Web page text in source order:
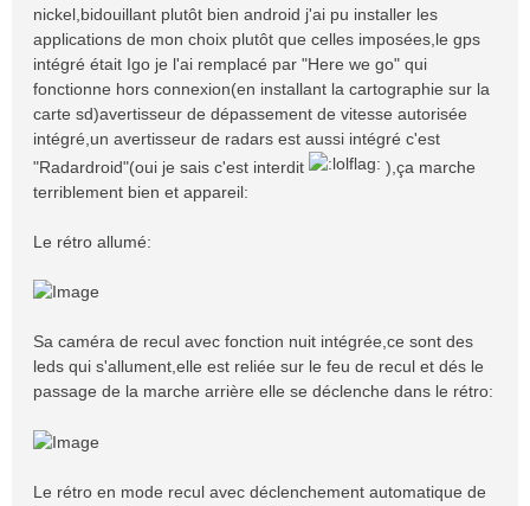
nickel,bidouillant plutôt bien android j'ai pu installer les
applications de mon choix plutôt que celles imposées,le gps
intégré était Igo je l'ai remplacé par "Here we go" qui
fonctionne hors connexion(en installant la cartographie sur la
carte sd)avertisseur de dépassement de vitesse autorisée
intégré,un avertisseur de radars est aussi intégré c'est
"Radardroid"(oui je sais c'est interdit
),ça marche
terriblement bien et appareil:
Le rétro allumé:
Sa caméra de recul avec fonction nuit intégrée,ce sont des
leds qui s'allument,elle est reliée sur le feu de recul et dés le
passage de la marche arrière elle se déclenche dans le rétro:
Le rétro en mode recul avec déclenchement automatique de